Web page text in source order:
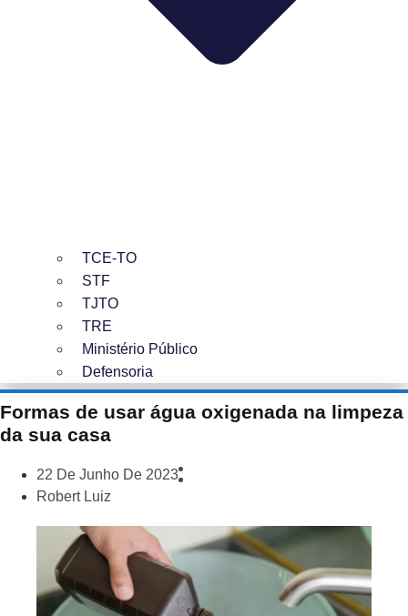
TCE-TO
STF
TJTO
TRE
Ministério Público
Defensoria
Formas de usar água oxigenada na limpeza
da sua casa
22 De Junho De 2023
Robert Luiz